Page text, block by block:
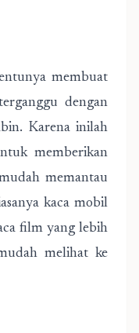
membuat
dengan
Karena inilah
memberikan
memantau
kaca mobil
film yang lebih
melihat ke